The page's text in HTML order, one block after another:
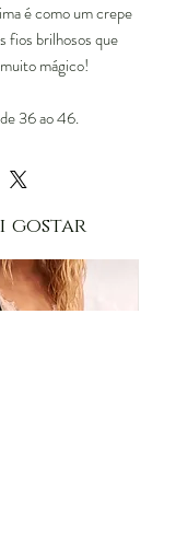
é como um crepe
fios brilhosos que
mágico!
36 ao 46.
gostar